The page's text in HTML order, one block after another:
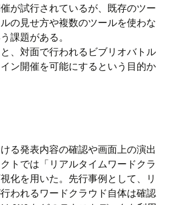
が試行されているが、既存のツー
の見せ方や複数のツールを使わな
課題がある。
、対面で行われるビブリオバトル
ン開催を可能にするという目的か
る発表内容の確認や画面上の演出
トでは「リアルタイムワードクラ
化を用いた。先行事例として、リ
われるワードクラウド自体は確認